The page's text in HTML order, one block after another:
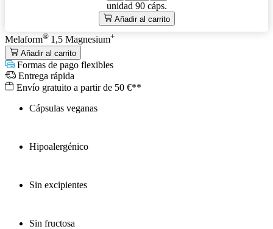
unidad 90 cáps.
Añadir al carrito
Melaform® 1,5 Magnesium+
Añadir al carrito
Formas de pago flexibles
Entrega rápida
Envío gratuito a partir de 50 €**
Cápsulas veganas
Hipoalergénico
Sin excipientes
Sin fructosa